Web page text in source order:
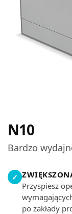
N10
Bardzo
✓
Przyspiesz
po zakłady